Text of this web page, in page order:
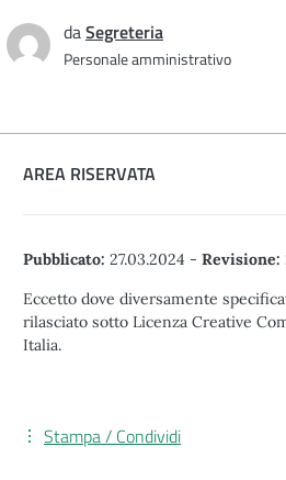
daSegreteria
Personale amministrativo
AREA RISERVATA
Pubblicato: 27.03.2024 - Revisione:
Eccetto dove diversamente
rilasciato sotto Licenza Creative
Italia.
Stampa / Condividi